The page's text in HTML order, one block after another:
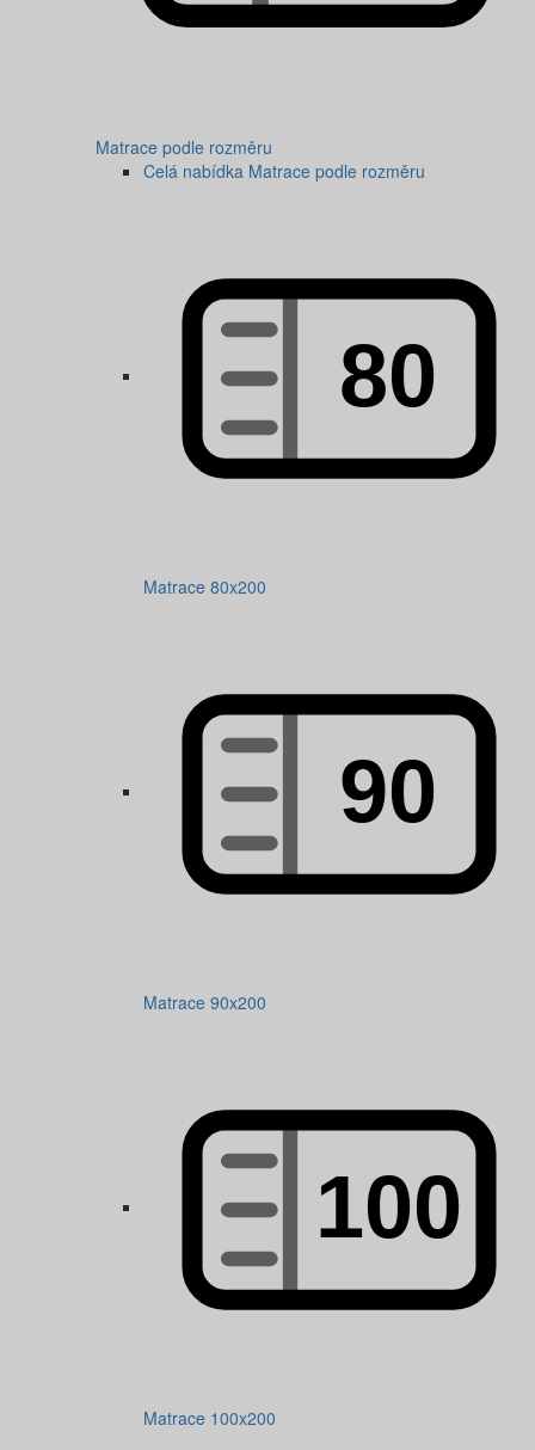
Matrace podle rozměru
Celá nabídka Matrace podle rozměru
Matrace 80x200
Matrace 90x200
Matrace 100x200